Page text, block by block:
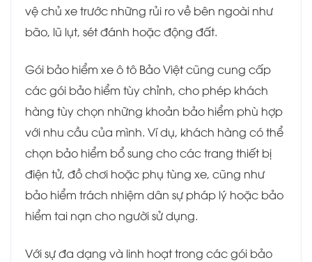
vệ chủ xe trước những rủi ro về bên ngoài như
bão, lũ lụt, sét đánh hoặc động đất.
Gói bảo hiểm xe ô tô Bảo Việt cũng cung cấp
các gói bảo hiểm tùy chỉnh, cho phép khách
hàng tùy chọn những khoản bảo hiểm phù hợp
với nhu cầu của mình. Ví dụ, khách hàng có thể
chọn bảo hiểm bổ sung cho các trang thiết bị
điện tử, đồ chơi hoặc phụ tùng xe, cũng như
bảo hiểm trách nhiệm dân sự pháp lý hoặc bảo
hiểm tai nạn cho người sử dụng.
Với sự đa dạng và linh hoạt trong các gói bảo